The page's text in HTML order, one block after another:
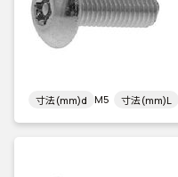
寸法(mm)d M5 寸法(mm)L